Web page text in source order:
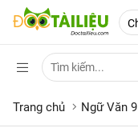
Trang chủ Ngữ Văn 9